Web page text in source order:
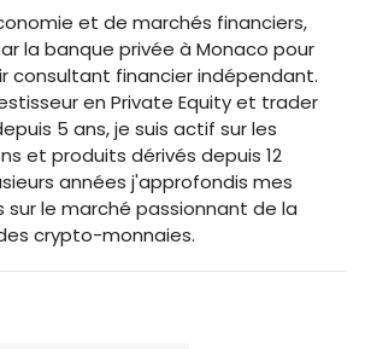
et de marchés financiers,
la banque privée à Monaco pour
consultant financier indépendant.
en Private Equity et trader
5 ans, je suis actif sur les
et produits dérivés depuis 12
années j'approfondis mes
sur le marché passionnant de la
crypto-monnaies.